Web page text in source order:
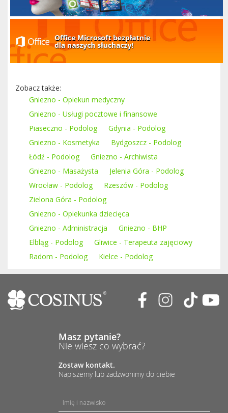
Zobacz także:
Gniezno - Opiekun medyczny
Gniezno - Usługi pocztowe i finansowe
Piaseczno - Podolog
Gdynia - Podolog
Gniezno - Kosmetyka
Bydgoszcz - Podolog
Łódź - Podolog
Gniezno - Archiwista
Gniezno - Masażysta
Jelenia Góra - Podolog
Wrocław - Podolog
Rzeszów - Podolog
Zielona Góra - Podolog
Gniezno - Opiekunka dziecięca
Gniezno - Administracja
Gniezno - BHP
Elbląg - Podolog
Gliwice - Terapeuta zajęciowy
Radom - Podolog
Kielce - Podolog
Masz pytanie?
Nie wiesz co wybrać?
Zostaw kontakt.
Napiszemy lub zadzwonimy do ciebie